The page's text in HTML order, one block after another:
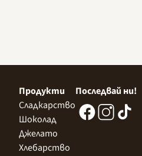
Продукти
Сладкарство
Шоколад
Джелато
Хлебарство
Последвай ни!